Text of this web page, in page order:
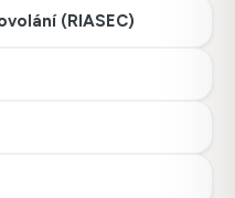
(RIASEC)